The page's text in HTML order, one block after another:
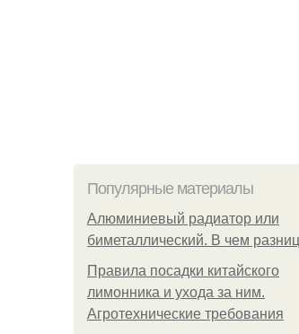
Популярные материалы
Алюминиевый радиатор или
биметаллический. В чем
Правила посадки китайского
лимонника и ухода за ним.
Агротехнические требования